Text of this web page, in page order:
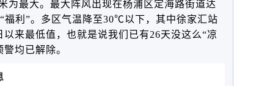
为最大。最大阵风出现在杨浦区定海路街道达
福利”。多区气温降至30℃以下，其中徐家汇站
来最低值，也就是说我们已有26天没这么“凉
均已解除。